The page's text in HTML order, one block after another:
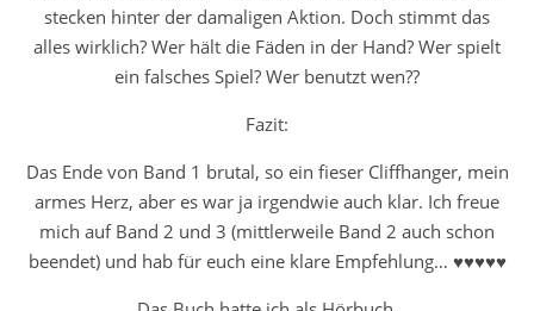
stecken hinter der damaligen Aktion. Doch stimmt das
alles wirklich? Wer hält die Fäden in der Hand? Wer spielt
ein falsches Spiel? Wer benutzt wen??
Fazit:
Das Ende von Band 1 brutal, so ein fieser Cliffhanger, mein
armes Herz, aber es war ja irgendwie auch klar. Ich freue
mich auf Band 2 und 3 (mittlerweile Band 2 auch schon
beendet) und hab für euch eine klare Empfehlung… ♥♥♥♥♥